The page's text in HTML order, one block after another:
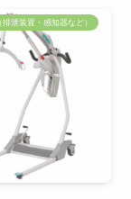
排泄装置・感知器など）